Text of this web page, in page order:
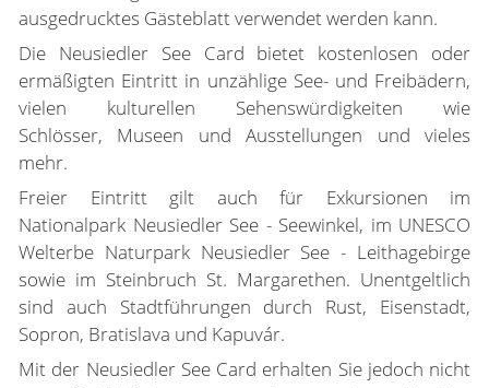
ausgedrucktes Gästeblatt verwendet werden kann.
Die Neusiedler See Card bietet kostenlosen oder
ermäßigten Eintritt in unzählige See- und Freibädern,
vielen kulturellen Sehenswürdigkeiten wie
Schlösser, Museen und Ausstellungen und vieles
mehr.
Freier Eintritt gilt auch für Exkursionen im
Nationalpark Neusiedler See - Seewinkel, im UNESCO
Welterbe Naturpark Neusiedler See - Leithagebirge
sowie im Steinbruch St. Margarethen. Unentgeltlich
sind auch Stadtführungen durch Rust, Eisenstadt,
Sopron, Bratislava und Kapuvár.
Mit der Neusiedler See Card erhalten Sie jedoch nicht